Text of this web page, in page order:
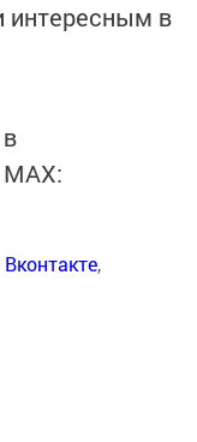
в
Вконтакте,